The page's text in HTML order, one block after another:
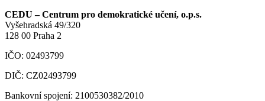
CEDU – Centrum pro demokratické učení, o.p.s.
Vyšehradská 49/320
128 00 Praha 2
IČO: 02493799
DIČ: CZ02493799
Bankovní spojení: 2100530382/2010